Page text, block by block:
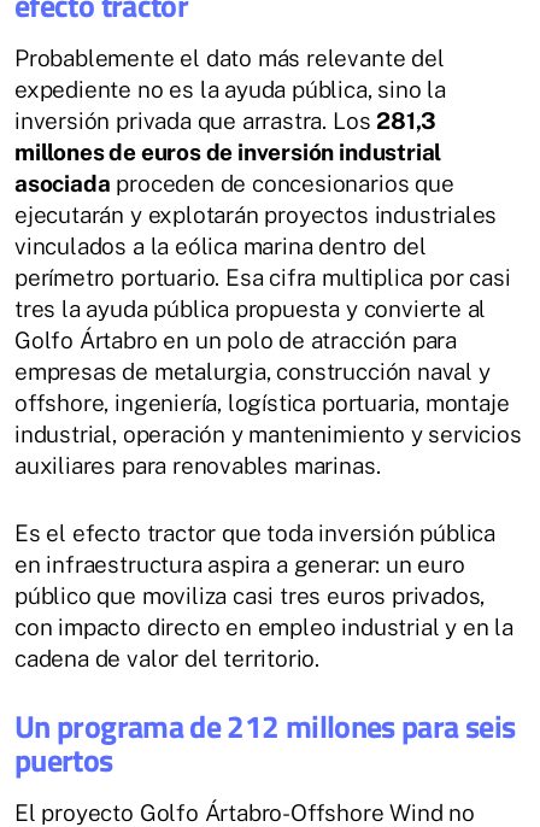
Probablemente el dato más relevante del
expediente no es la ayuda pública, sino la
inversión privada que arrastra. Los281,3
millones de euros de inversión industrial
asociada proceden de concesionarios que
ejecutarán y explotarán proyectos industriales
vinculados a la eólica marina dentro del
perímetro portuario. Esa cifra multiplica por casi
tres la ayuda pública propuesta y convierte al
Golfo Ártabro en un polo de atracción para
empresas de metalurgia, construcción naval y
offshore, ingeniería, logística portuaria, montaje
industrial, operación y mantenimiento y servicios
auxiliares para renovables marinas.
Es el efecto tractor que toda inversión pública
en infraestructura aspira a generar: un euro
público que moviliza casi tres euros privados,
con impacto directo en empleo industrial y en la
cadena de valor del territorio.
Un programa de 212 millones para seis
puertos
El proyecto Golfo Ártabro-Offshore Wind no